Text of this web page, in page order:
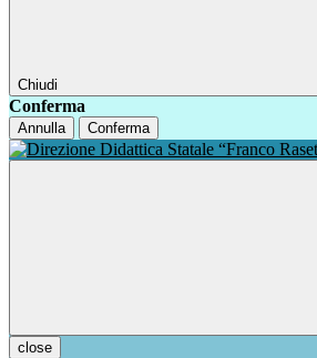
Chiudi
Conferma
Annulla Conferma
close